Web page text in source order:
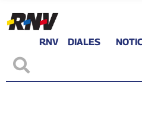
RNV DIALES